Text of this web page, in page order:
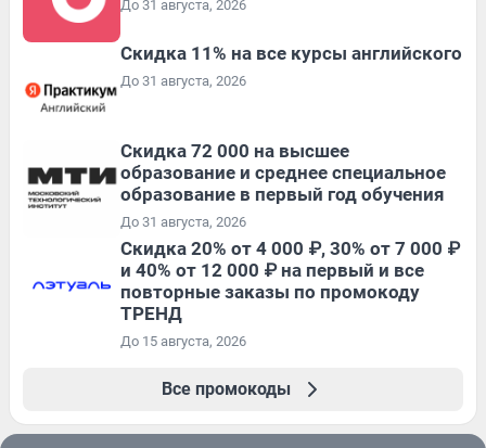
До 31 августа, 2026
Скидка 11% на все курсы английского
До 31 августа, 2026
Скидка 72 000 на высшее
образование и среднее специальное
образование в первый год обучения
До 31 августа, 2026
Скидка 20% от 4 000 ₽, 30% от 7 000 ₽
и 40% от 12 000 ₽ на первый и все
повторные заказы по промокоду
ТРЕНД
До 15 августа, 2026
Все промокоды